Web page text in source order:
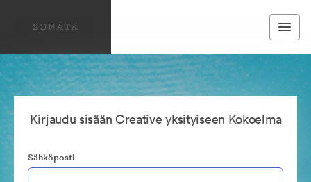
Kirjaudu sisään Creative yksityiseen Kokoelma
Sähköposti